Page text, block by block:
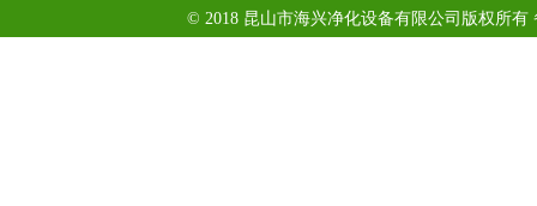
© 2018 昆山市海兴净化设备有限公司版权所有